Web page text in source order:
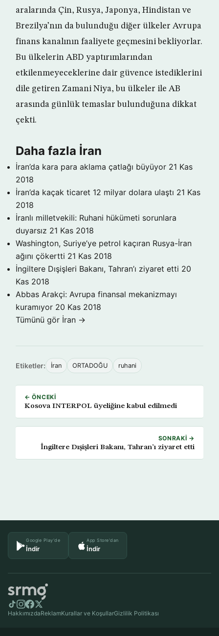
aralarında Çin, Rusya, Japonya, Hindistan ve
Brezilya’nın da bulunduğu diğer ülkeler Avrupa
finans kanalının faaliyete geçmesini bekliyorlar.
Bu ülkelerin ABD yaptırımlarından
etkilenmeyeceklerine dair güvence istediklerini
dile getiren Zamani Niya, bu ülkeler ile AB
arasında günlük temaslar bulunduğuna dikkat
çekti.
Daha fazla İran
İran’da kara para aklama çatlağı büyüyor 21 Kas
2018
İran’da kaçak ticaret 12 milyar dolara ulaştı 21 Kas
2018
İranlı milletvekili: Ruhani hükümeti sorunlara
duyarsız 21 Kas 2018
Washington, Suriye’ye petrol kaçıran Rusya-İran
ağını çökertti 21 Kas 2018
İngiltere Dışişleri Bakanı, Tahran’ı ziyaret etti 20
Kas 2018
Abbas Arakçi: Avrupa finansal mekanizmayı
kuramıyor 20 Kas 2018
Tümünü gör İran →
Etiketler: İran ORTADOĞU ruhani
← ÖNCEKI
Kosova INTERPOL üyeliğine kabul edilmedi
SONRAKI →
İngiltere Dışişleri Bakanı, Tahran’ı ziyaret etti
Google Play'de
İndir
App Store'dan
İndir
HakkımızdaReklamKurallar ve KoşullarGizlilik Politikası